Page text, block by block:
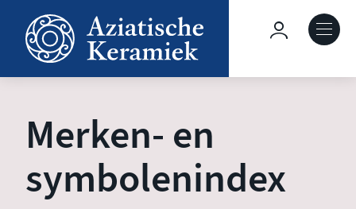
Overslaan
naar
Over deze site
Collecties
Keramiek in context
Merken- en
symbolenindex